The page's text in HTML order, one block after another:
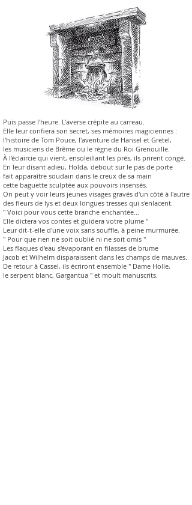
Puis passe l'heure. L'averse crépite au carreau.
Elle leur confiera son secret, ses mémoires magiciennes :
l'histoire de Tom Pouce, l'aventure de Hansel et Gretel,
les musiciens de Brême ou le règne du Roi Grenouille.
À l'éclaircie qui vient, ensoleillant les prés, ils prirent congé.
En leur disant adieu, Holda, debout sur le pas de porte
fait apparaître soudain dans le creux de sa main
cette baguette sculptée aux pouvoirs insensés.
On peut y voir leurs jeunes visages gravés d'un côté à l'autre
des fleurs de lys et deux longues tresses qui s'enlacent.
" Voici pour vous cette branche enchantée...
Elle dictera vos contes et guidera votre plume "
Leur dit-t-elle d'une voix sans souffle, à peine murmurée.
" Pour que rien ne soit oublié ni ne soit omis "
Les flaques d'eau s'évaporant en filasses de brume
Jacob et Wilhelm disparaissent dans les champs de mauves.
De retour à Cassel, ils écriront ensemble " Dame Holle,
le serpent blanc, Gargantua " et moult manuscrits.